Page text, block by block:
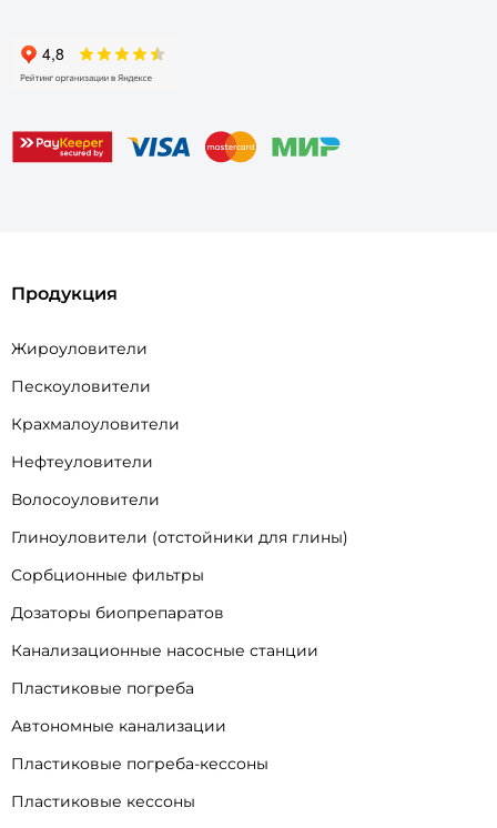
Продукция
Жироуловители
Пескоуловители
Крахмалоуловители
Нефтеуловители
Волосоуловители
Глиноуловители (отстойники для глины)
Сорбционные фильтры
Дозаторы биопрепаратов
Канализационные насосные станции
Пластиковые погреба
Автономные канализации
Пластиковые погреба-кессоны
Пластиковые кессоны